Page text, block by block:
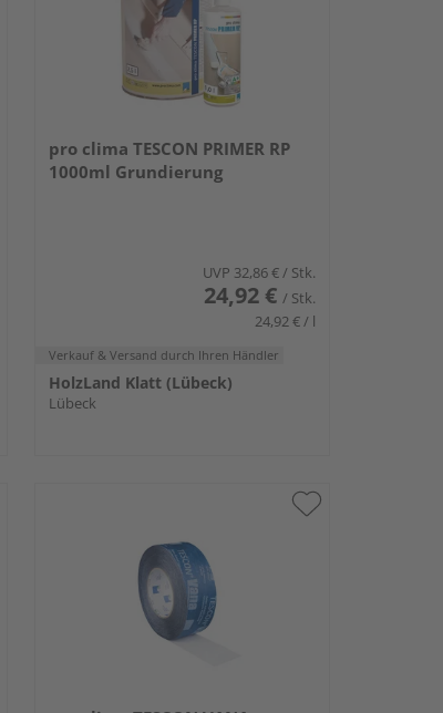
pro clima TESCON PRIMER RP
1000ml Grundierung
UVP 32,86 €/ Stk.
24,92 € / Stk.
24,92 € / l
Verkauf & Versand durch Ihren Händler
HolzLand Klatt (Lübeck)
Lübeck